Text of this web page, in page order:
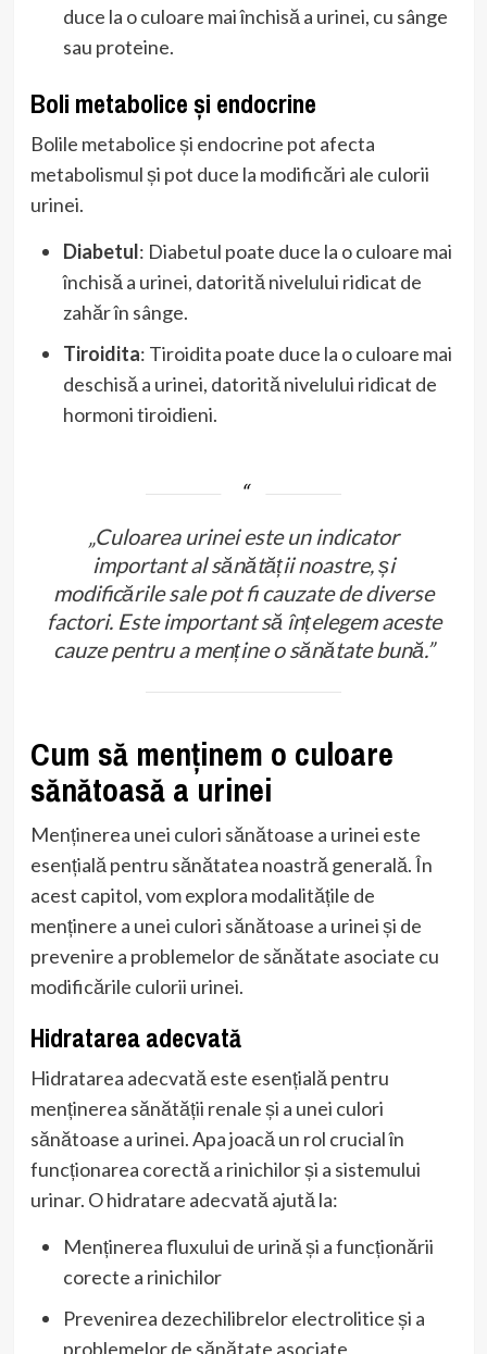
duce la o culoare mai închisă a urinei, cu sânge
sau proteine.
Boli metabolice și endocrine
Bolile metabolice și endocrine pot afecta
metabolismul și pot duce la modificări ale culorii
urinei.
Diabetul: Diabetul poate duce la o culoare mai
închisă a urinei, datorită nivelului ridicat de
zahăr în sânge.
Tiroidita: Tiroidita poate duce la o culoare mai
deschisă a urinei, datorită nivelului ridicat de
hormoni tiroidieni.
„Culoarea urinei este un indicator
important al sănătății noastre, și
modificările sale pot fi cauzate de diverse
factori. Este important să înțelegem aceste
cauze pentru a menține o sănătate bună.”
Cum să menținem o culoare
sănătoasă a urinei
Menținerea unei culori sănătoase a urinei este
esențială pentru sănătatea noastră generală. În
acest capitol, vom explora modalitățile de
menținere a unei culori sănătoase a urinei și de
prevenire a problemelor de sănătate asociate cu
modificările culorii urinei.
Hidratarea adecvată
Hidratarea adecvată este esențială pentru
menținerea sănătății renale și a unei culori
sănătoase a urinei. Apa joacă un rol crucial în
funcționarea corectă a rinichilor și a sistemului
urinar. O hidratare adecvată ajută la:
Menținerea fluxului de urină și a funcționării
corecte a rinichilor
Prevenirea dezechilibrelor electrolitice și a
problemelor de sănătate asociate